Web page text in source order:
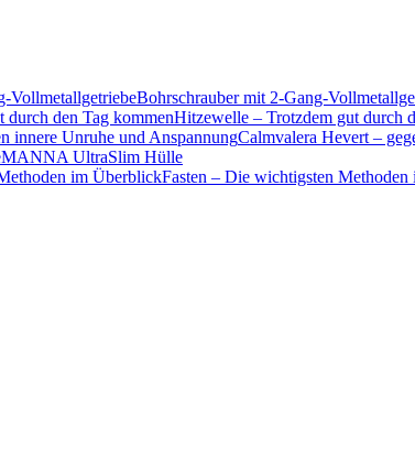
Bohrschrauber mit 2-Gang-
Hitzewelle – Trotzdem gut durch
Calmvalera Hevert –
MANNA UltraSlim Hülle
Fasten – Die wichtigsten